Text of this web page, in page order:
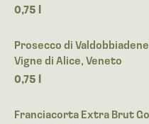
0,75 l
Prosecco di
Vigne di Alice, Veneto
0,75 l
Franciacorta Extra Brut